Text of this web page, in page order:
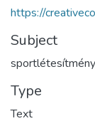
https://
Subject
sportlétesítmény
Type
Text